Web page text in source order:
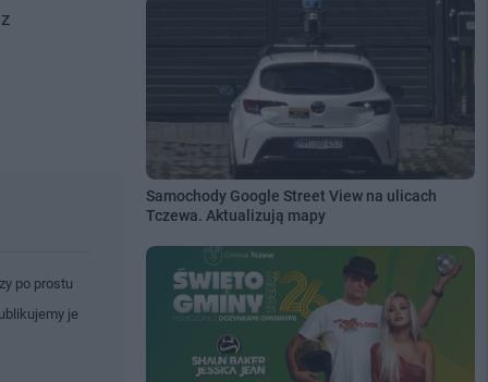
po prostu
je
Samochody Google Street View na ulicach
Tczewa. Aktualizują mapy